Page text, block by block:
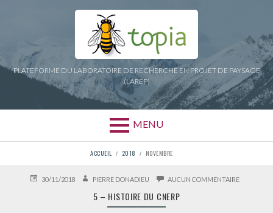
PLATEFORME DU LABORATOIRE DE RECHERCHE EN PROJET DE PAYSAGE
(LAREP)
MENU
D'ARIANE
ACCUEIL 2018 NOVEMBRE
PUBLIÉ30/11/2018 AUTEURPIERRE DONADIEU AUCUN COMMENTAIRESUR
5 – HISTOIRE DU CNERP